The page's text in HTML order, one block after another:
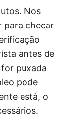
Nos
para checar
antes de
puxada
pode
está, o